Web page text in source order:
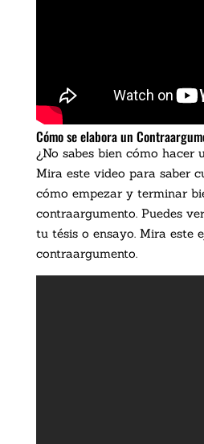
Cómo se elabora un
¿No sabes bien cómo hacer
Mira este video para saber
cómo empezar y terminar
contraargumento. Puedes
tu tésis o ensayo. Mira este
contraargumento.